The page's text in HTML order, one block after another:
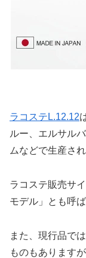
ラコステL.12.12
ルー、エルサル
ムなどで生産さ
ラコステ販売サ
モデル」とも呼
また、現行品で
ものもあります